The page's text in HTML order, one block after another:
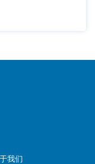
我们